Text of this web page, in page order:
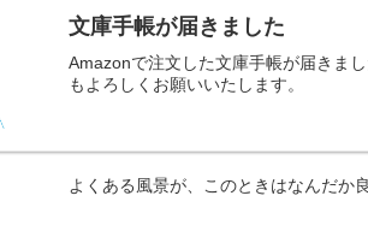
文庫手帳が届きました
Amazonで注文した文庫手帳が届きま
もよろしくお願いいたします。
よくある風景が、このときはなんだか